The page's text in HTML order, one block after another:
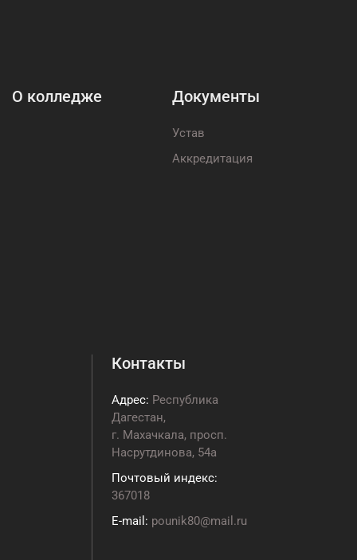
О колледже Документы
Устав
Аккредитация
Контакты
Адрес: Республика
Дагестан,
г. Махачкала, просп.
Насрутдинова, 54а
Почтовый индекс:
367018
E-mail: pounik80@mail.ru